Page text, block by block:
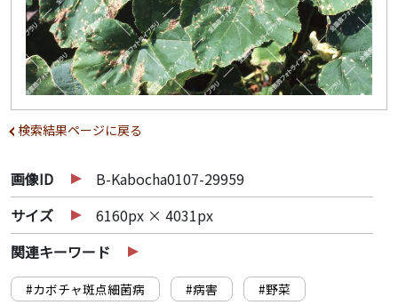
検索結果ページに戻る
画像ID
B-Kabocha0107-29959
サイズ
6160px × 4031px
関連キーワード
#カボチャ斑点細菌病 #病害
#野菜